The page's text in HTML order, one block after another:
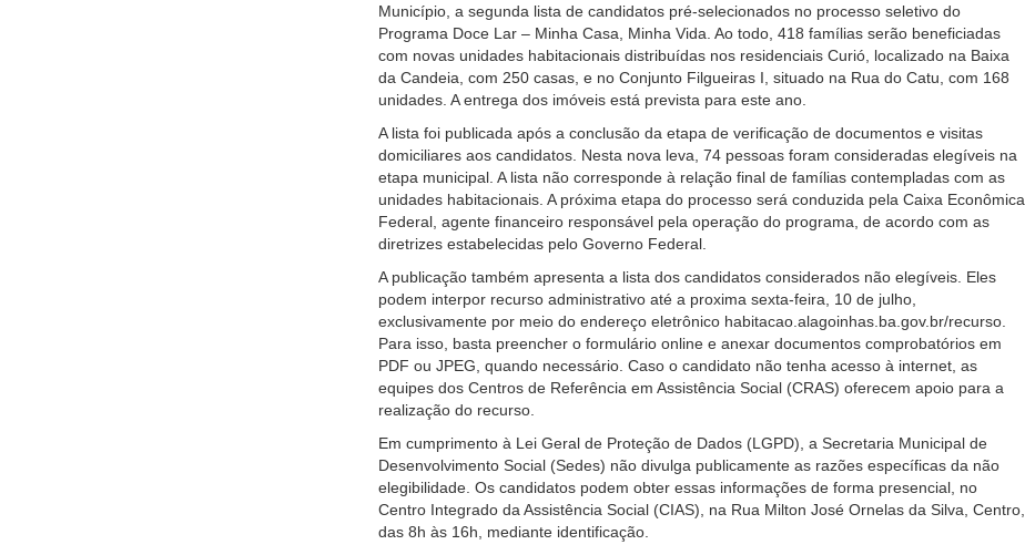
Município, a segunda lista de candidatos pré-selecionados no processo seletivo do
Programa Doce Lar – Minha Casa, Minha Vida. Ao todo, 418 famílias serão beneficiadas
com novas unidades habitacionais distribuídas nos residenciais Curió, localizado na Baixa
da Candeia, com 250 casas, e no Conjunto Filgueiras I, situado na Rua do Catu, com 168
unidades. A entrega dos imóveis está prevista para este ano.
A lista foi publicada após a conclusão da etapa de verificação de documentos e visitas
domiciliares aos candidatos. Nesta nova leva, 74 pessoas foram consideradas elegíveis na
etapa municipal. A lista não corresponde à relação final de famílias contempladas com as
unidades habitacionais. A próxima etapa do processo será conduzida pela Caixa Econômica
Federal, agente financeiro responsável pela operação do programa, de acordo com as
diretrizes estabelecidas pelo Governo Federal.
A publicação também apresenta a lista dos candidatos considerados não elegíveis. Eles
podem interpor recurso administrativo até a proxima sexta-feira, 10 de julho,
exclusivamente por meio do endereço eletrônico habitacao.alagoinhas.ba.gov.br/recurso.
Para isso, basta preencher o formulário online e anexar documentos comprobatórios em
PDF ou JPEG, quando necessário. Caso o candidato não tenha acesso à internet, as
equipes dos Centros de Referência em Assistência Social (CRAS) oferecem apoio para a
realização do recurso.
Em cumprimento à Lei Geral de Proteção de Dados (LGPD), a Secretaria Municipal de
Desenvolvimento Social (Sedes) não divulga publicamente as razões específicas da não
elegibilidade. Os candidatos podem obter essas informações de forma presencial, no
Centro Integrado da Assistência Social (CIAS), na Rua Milton José Ornelas da Silva, Centro,
das 8h às 16h, mediante identificação.